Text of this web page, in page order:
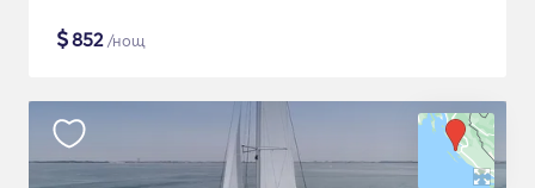
$852/нощ